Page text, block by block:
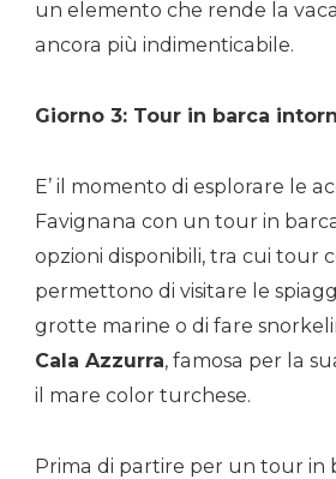
un elemento che rende la
ancora più indimenticabile.
Giorno 3: Tour in barca
E’ il momento di esplorare le
Favignana con un tour in
opzioni disponibili, tra cui tour
permettono di visitare le
grotte marine o di fare
Cala Azzurra, famosa per la
il mare color turchese.
Prima di partire per un tour in